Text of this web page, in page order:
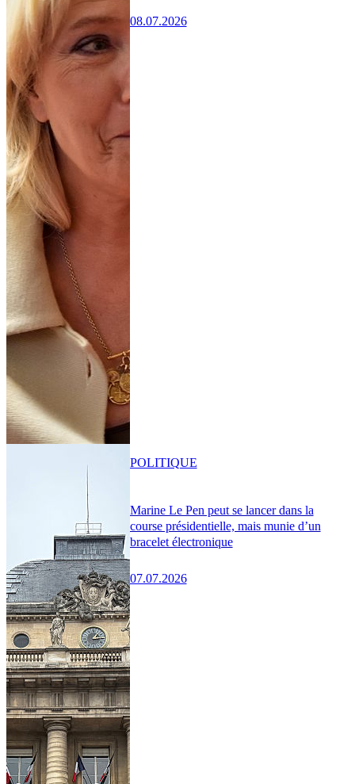
08.07.2026
Marine Le Pen peut se lancer dans la
course présidentielle, mais munie d’un
bracelet électronique
07.07.2026
POLITIQUE